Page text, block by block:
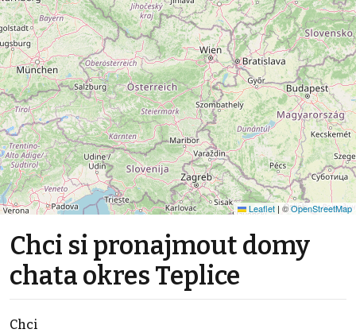
Leaflet | ©OpenStreetMap
Chci si pronajmout domy
chata okres Teplice
Chci